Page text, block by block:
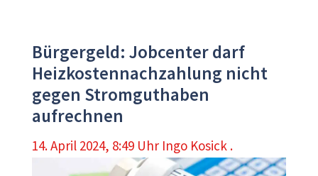
Bürgergeld: Jobcenter darf
Heizkostennachzahlung nicht
gegen Stromguthaben
aufrechnen
14. April 2024, 8:49 Uhr Ingo Kosick .